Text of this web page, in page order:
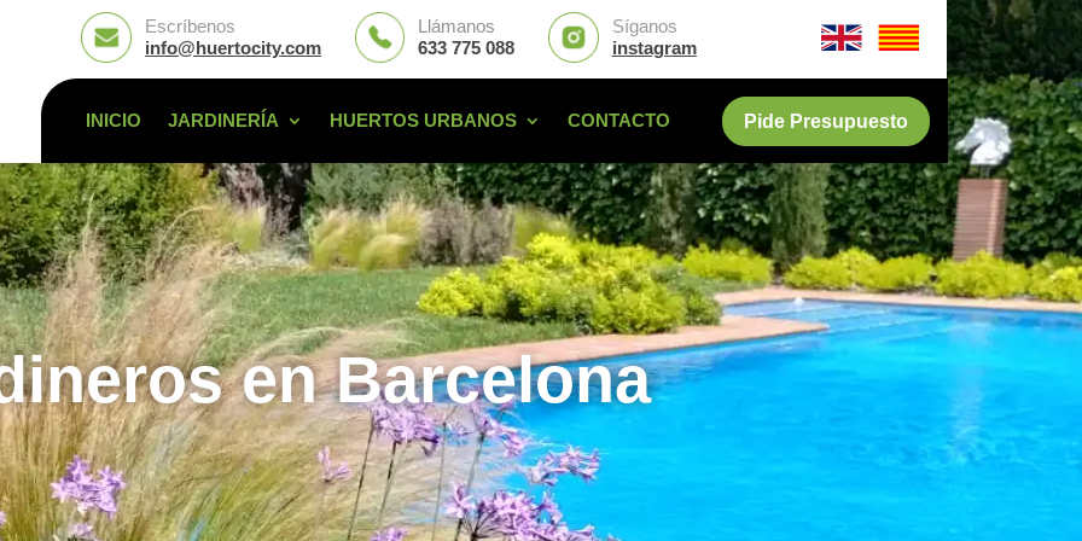
Escríbenos
info@huertocity.com
Llámanos
633 775 088
Síganos
instagram
INICIO JARDINERÍA HUERTOS URBANOS CONTACTO Pide Presupuesto
en Barcelona